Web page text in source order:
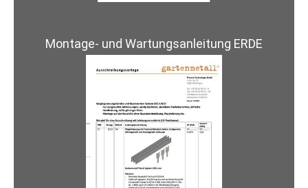
Montage- und Wartungsanleitung ERDE